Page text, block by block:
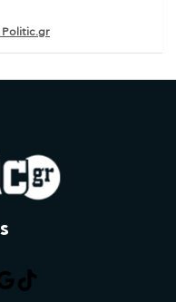
Politic.gr
TikTok